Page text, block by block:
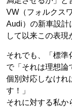
VW（フォルクス
Audi）の新車設計
して以来この表現
それでも、「標準
で「それは理想論
個別対応しなけれ
す！」
それに対する私か